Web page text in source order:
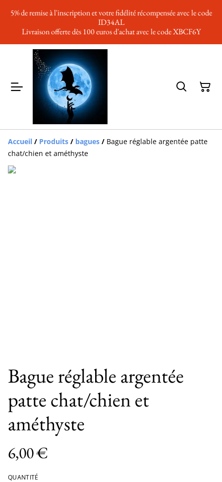
5% de remise à l'inscription et votre fidélité récompensée avec le code
ID34AL
Livraison offerte dès 100 euros d'achat avec le code XBCF6Y
Accueil / Produits / bagues / Bague réglable argentée patte
chat/chien et améthyste
Bague réglable argentée
patte chat/chien et
améthyste
6,00 €
QUANTITÉ